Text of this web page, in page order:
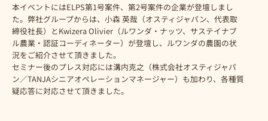
本イベントにはELPS第1号案件、第2号案件の企業が登壇しまし
た。弊社グループからは、小森 英哉（オスティジャパン、代表取
締役社長）とKwizera Olivier（ルワンダ・ナッツ、サステイナブ
ル農業・認証コーディネーター）が登壇し、ルワンダの農園の状
況をご紹介させて頂きました。
セミナー後のプレス対応には溝内克之（株式会社オスティジャパ
ン／TANJAシニアオペレーションマネージャー）も加わり、各種質
疑応答に対応させて頂きました。